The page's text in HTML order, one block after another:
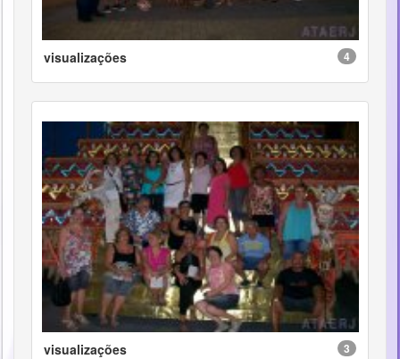
4
visualizações
3
visualizações